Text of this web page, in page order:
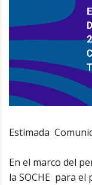
Estimada
En el marco del
la SOCHE para